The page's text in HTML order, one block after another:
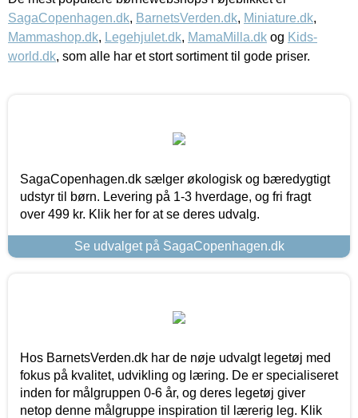
SagaCopenhagen.dk, BarnetsVerden.dk, Miniature.dk,
Mammashop.dk, Legehjulet.dk, MamaMilla.dk og Kids-
world.dk, som alle har et stort sortiment til gode priser.
SagaCopenhagen.dk sælger økologisk og bæredygtigt
udstyr til børn. Levering på 1-3 hverdage, og fri fragt
over 499 kr. Klik her for at se deres udvalg.
Se udvalget på SagaCopenhagen.dk
Hos BarnetsVerden.dk har de nøje udvalgt legetøj med
fokus på kvalitet, udvikling og læring. De er specialiseret
inden for målgruppen 0-6 år, og deres legetøj giver
netop denne målgruppe inspiration til lærerig leg. Klik